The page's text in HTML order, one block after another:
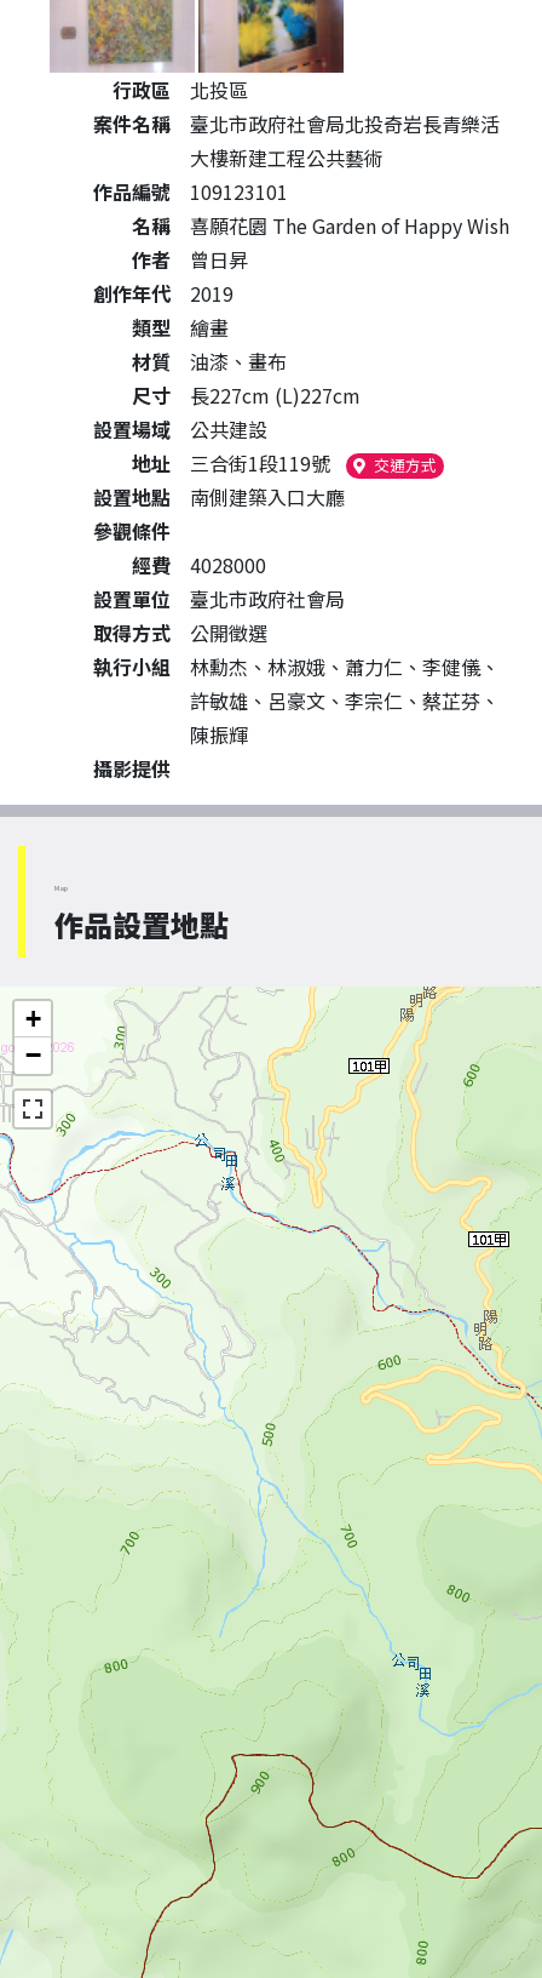
公共藝術作品詳細資料
行政區
北投區
案件名稱
臺北市政府社會局北投奇岩長青樂活
大樓新建工程公共藝術
作品編號
109123101
名稱
喜願花園 The Garden of Happy Wish
作者
曾日昇
創作年代
2019
類型
繪畫
材質
油漆、畫布
尺寸
長227cm (L)227cm
設置場域
公共建設
地址
三合街1段119號 交通方式（另開新視窗
設置地點
南側建築入口大廳
參觀條件
經費
4028000
設置單位
臺北市政府社會局
取得方式
公開徵選
執行小組
林勳杰、林淑娥、蕭力仁、李健儀、
許敏雄、呂豪文、李宗仁、蔡芷芬、
陳振輝
攝影提供
Map
作品設置地點
+
−